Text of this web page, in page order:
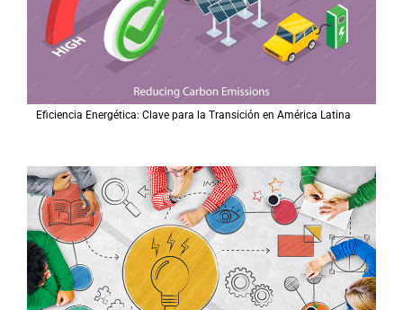
Eficiencia Energética: Clave para la Transición en América Latina